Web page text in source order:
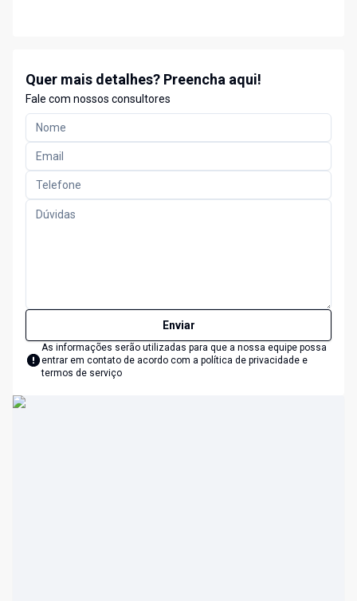
Quer mais detalhes? Preencha aqui!
Fale com nossos consultores
Enviar
As informações serão utilizadas para que a nossa equipe possa
entrar em contato de acordo com a política de privacidade e
termos de serviço